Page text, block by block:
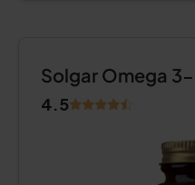
Solgar Omega
4.5